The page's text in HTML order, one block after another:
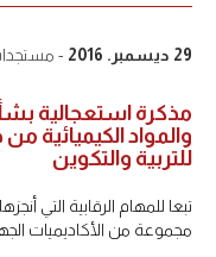
29 ديسمبر. 2016 -
مذكرة استعجالية بشأن
والمواد الكيميائية
للتربية والتكوين
تبعا للمهام الرقابية التي
مجموعة من الأكاديميات